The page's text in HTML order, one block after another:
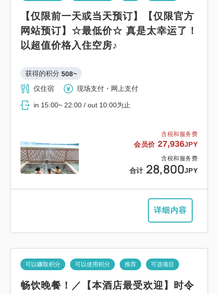
含税和服务费
会员价 27,936JPY
含税和服务费
合计 28,800JPY
【仅限前一天或当天预订】【仅限官方
网站预订】☆最低价☆ 真是太幸运了！
以超值价格入住空房♪
获得的积分 508~
仅住宿
现场支付・网上支付
in 15:00~ 22:00 / out 10:00为止
详细内容
可以赚取积分 可以使用积分 推荐 可选项目
畅饮晚餐！／【本酒店最受欢迎】时令